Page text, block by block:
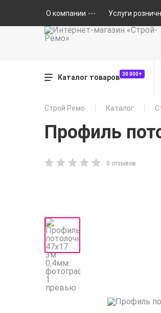
О компании Услуги
Каталог товаров 30 000+
Строй Ремо Каталог
Профиль
0 отзывов